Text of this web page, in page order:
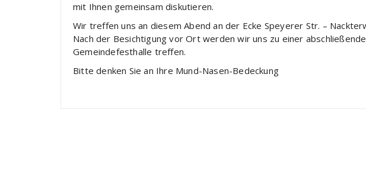
mit Ihnen gemeinsam diskutieren.
Wir treffen uns an diesem Abend an der Ecke Speyerer Str. –
Nach der Besichtigung vor Ort werden wir uns zu einer
Gemeindefesthalle treffen.
Bitte denken Sie an Ihre Mund-Nasen-Bedeckung